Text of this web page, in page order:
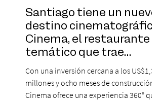
Santiago tiene un nuevo
destino cinematográfico:
Cinema, el restaurante
temático que trae
Hollywood a Chile
Con una inversión cercana a los US$1,3
millones y ocho meses de construcción,
Cinema ofrece una experiencia 360° que